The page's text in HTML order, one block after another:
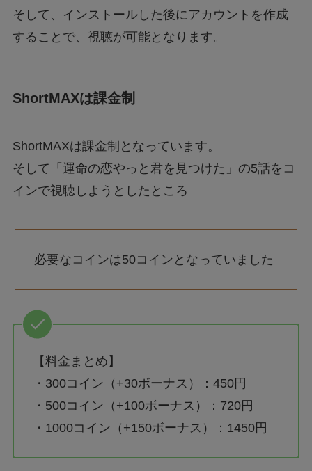
そして、インストールした後にアカウントを作成
することで、視聴が可能となります。
ShortMAXは課金制
ShortMAXは課金制となっています。
そして「運命の恋やっと君を見つけた」の5話をコ
インで視聴しようとしたところ
必要なコインは50コインとなっていました
【料金まとめ】
・300コイン（+30ボーナス）：450円
・500コイン（+100ボーナス）：720円
・1000コイン（+150ボーナス）：1450円